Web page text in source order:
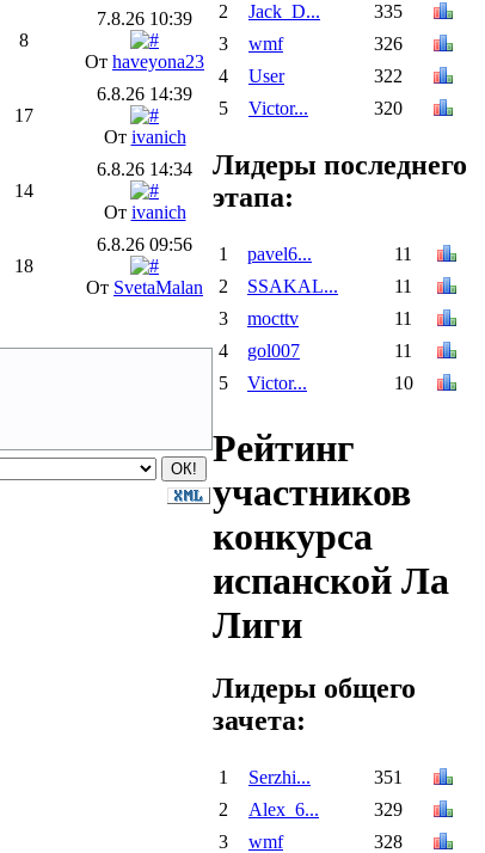
8
7.8.26 10:39
От haveyona23
17
6.8.26 14:39
От ivanich
14
6.8.26 14:34
От ivanich
18
6.8.26 09:56
От SvetaMalan
2
Jack_D...
335
3
wmf
326
4
User
322
5
Victor... 320
Лидеры последнего
этапа:
1 pavel6...
11
2
SSAKAL...
11
3
mocttv
11
4
gol007
11
5
Victor... 10
Рейтинг
участников
конкурса
испанской Ла
Лиги
Лидеры общего
зачета:
1 Serzhi...
351
2
Alex_6...
329
3
wmf 328